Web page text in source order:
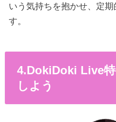
いう気持ちを抱かせ、定
す。
4.DokiDoki Live
しよう